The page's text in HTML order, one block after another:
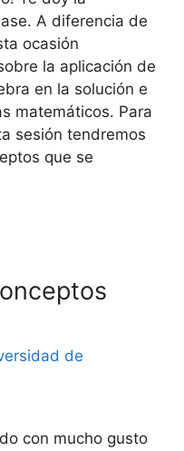
A diferencia de
ocasión
la aplicación de
en la solución e
matemáticos. Para
sesión tendremos
que se
de
con mucho gusto